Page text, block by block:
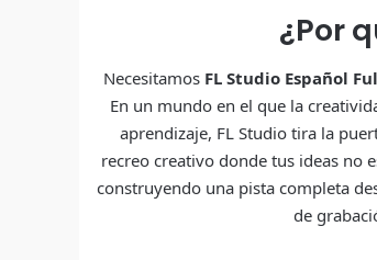
¿Por
Necesitamos FL Studio Español
En un mundo en el que la
aprendizaje, FL Studio tira la
recreo creativo donde tus ideas no
construyendo una pista completa
de